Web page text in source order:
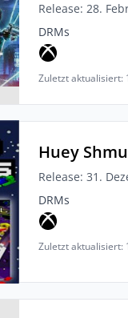
Release: 28.
DRMs
Zuletzt aktualisiert:
Huey
Release: 31.
DRMs
Zuletzt aktualisiert: